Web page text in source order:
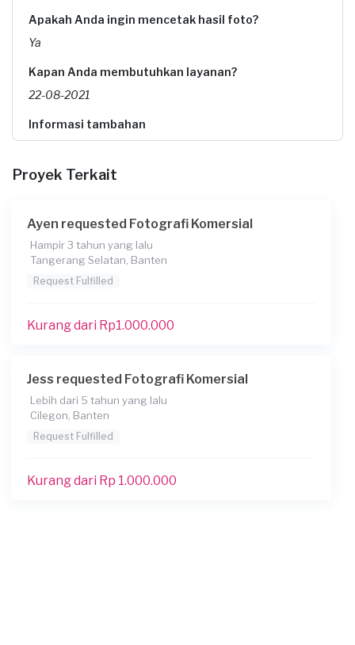
Apakah Anda ingin mencetak hasil foto?
Ya
Kapan Anda membutuhkan layanan?
22-08-2021
Informasi tambahan
Berapa budget total untuk layanan ini?
Proyek Terkait
Ayen requested Fotografi Komersial
Hampir 3 tahun yang lalu
Tangerang Selatan, Banten
Request Fulfilled
Kurang dari Rp1.000.000
Jess requested Fotografi Komersial
Lebih dari 5 tahun yang lalu
Cilegon, Banten
Request Fulfilled
Kurang dari Rp 1.000.000